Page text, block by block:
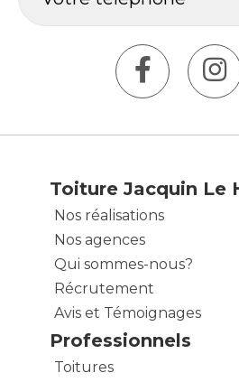
Toiture Jacquin Le
Nos réalisations
Nos agences
Qui sommes-nous?
Récrutement
Avis et Témoignages
Professionnels
Toitures